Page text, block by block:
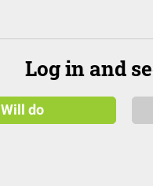
Log in and
Will do